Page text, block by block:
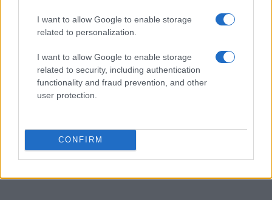
I want to allow Google to enable storage
related to personalization.
I want to allow Google to enable storage
related to security, including authentication
functionality and fraud prevention, and other
user protection.
CONFIRM